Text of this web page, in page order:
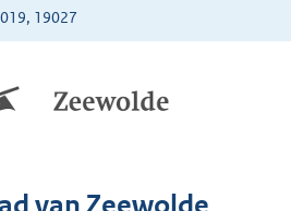
19027